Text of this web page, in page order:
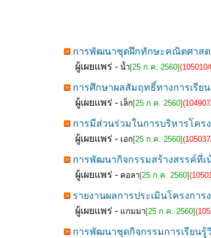
การพัฒนาชุดฝึกทักษะคณิตศาสต
ผู้เผยแพร่ - น้ำ[25 ก.ค. 2560]
การศึกษาผลสัมฤทธิ์ทางการเรีย
ผู้เผยแพร่ - เล็ก [25 ก.ค. 2560]
การมีส่วนร่วมในการบริหารโคร
ผู้เผยแพร่ - เอก [25 ก.ค. 2560]
การพัฒนากิจกรรมสร้างสรรค์ที่
ผู้เผยแพร่ - คอลา[25 ก.ค. 2560]
รายงานผลการประเมินโครงกา
ผู้เผยแพร่ - แกมมา[25 ก.ค. 2560]
การพัฒนาชุดกิจกรรมการเรียน